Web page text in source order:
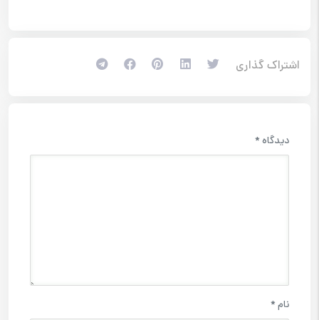
اشتراک گذاری
دیدگاه*
نام*